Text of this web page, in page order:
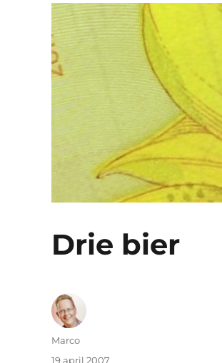
Drie bier
Auteur
Marco
Geplaatst
19 april 2007